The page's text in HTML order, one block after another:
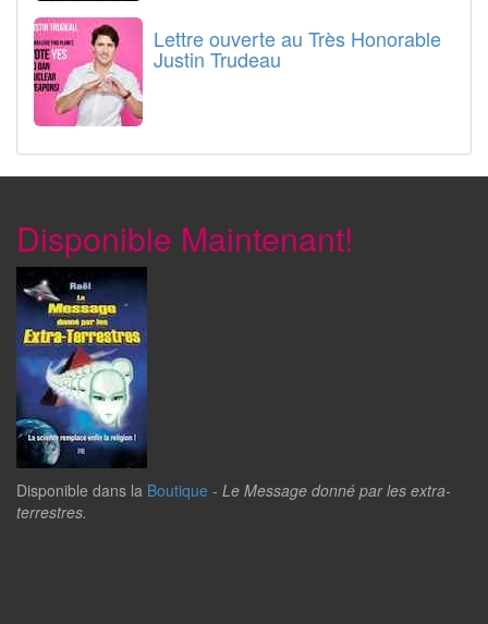
Lettre ouverte au Très Honorable
Justin Trudeau
Disponible Maintenant!
Disponible dans la Boutique - Le Message donné par les extra-
terrestres.